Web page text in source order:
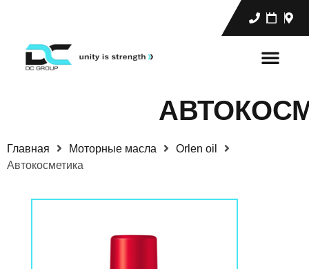
Главная Моторные масла
Orlen oil
Автокосметика